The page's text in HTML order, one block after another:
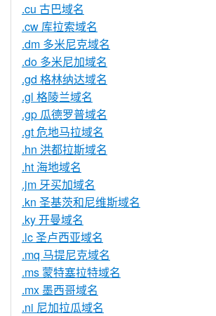
.cu 古巴域名
.cw 库拉索域名
.dm 多米尼克域名
.do 多米尼加域名
.gd 格林纳达域名
.gl 格陵兰域名
.gp 瓜德罗普域名
.gt 危地马拉域名
.hn 洪都拉斯域名
.ht 海地域名
.jm 牙买加域名
.kn 圣基茨和尼维斯域名
.ky 开曼域名
.lc 圣卢西亚域名
.mq 马提尼克域名
.ms 蒙特塞拉特域名
.mx 墨西哥域名
.ni 尼加拉瓜域名